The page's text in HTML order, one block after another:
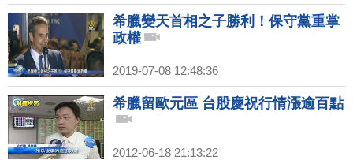
希臘變天首相之子勝利！保守黨重掌
政權
2019-07-08 12:48:36
希臘留歐元區 台股慶祝行情漲逾百點
2012-06-18 21:13:22